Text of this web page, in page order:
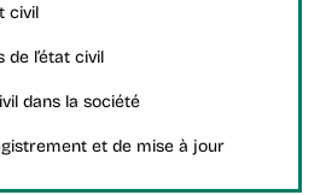
civil
de l’état civil
dans la société
et de mise à jour